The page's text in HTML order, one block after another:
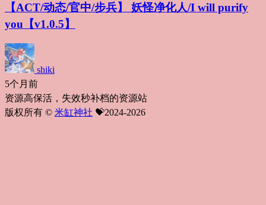
【ACT/动态/官中/步兵】 妖怪净化人/I will purify
you【v1.0.5】
shiki
5个月前
资源高保活，失效秒补档的资源站
版权所有 © 米缸神社 💝2024-2026